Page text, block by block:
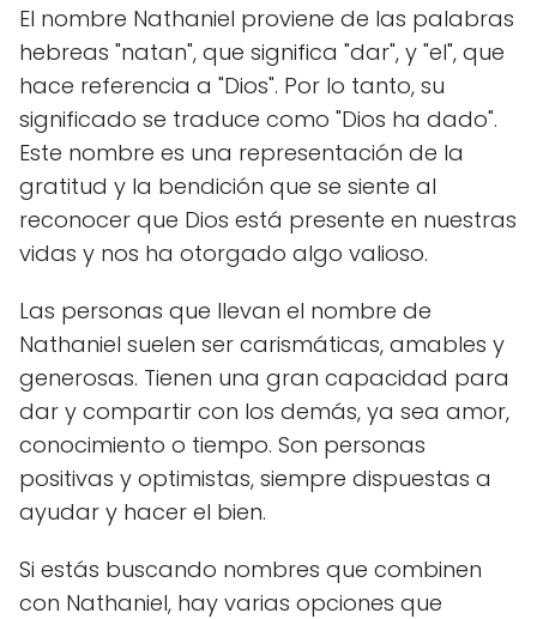
El nombre Nathaniel proviene de las palabras
hebreas "natan", que significa "dar", y "el", que
hace referencia a "Dios". Por lo tanto, su
significado se traduce como "Dios ha dado".
Este nombre es una representación de la
gratitud y la bendición que se siente al
reconocer que Dios está presente en nuestras
vidas y nos ha otorgado algo valioso.
Las personas que llevan el nombre de
Nathaniel suelen ser carismáticas, amables y
generosas. Tienen una gran capacidad para
dar y compartir con los demás, ya sea amor,
conocimiento o tiempo. Son personas
positivas y optimistas, siempre dispuestas a
ayudar y hacer el bien.
Si estás buscando nombres que combinen
con Nathaniel, hay varias opciones que